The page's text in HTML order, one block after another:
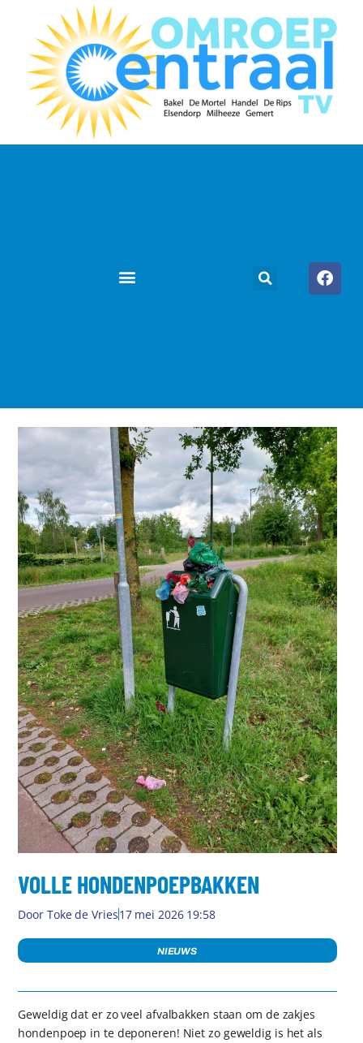
VOLLE HONDENPOEPBAKKEN
Door Toke de Vries17 mei 2026 19:58
NIEUWS
Geweldig dat er zo veel afvalbakken staan om de zakjes
hondenpoep in te deponeren! Niet zo geweldig is het als